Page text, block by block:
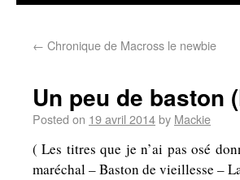
← Chronique de Macross le newbie
Un peu de baston
Posted on 19 avril 2014by Mackie
( Les titres que je n’ai pas osé
maréchal – Baston de vieillesse –